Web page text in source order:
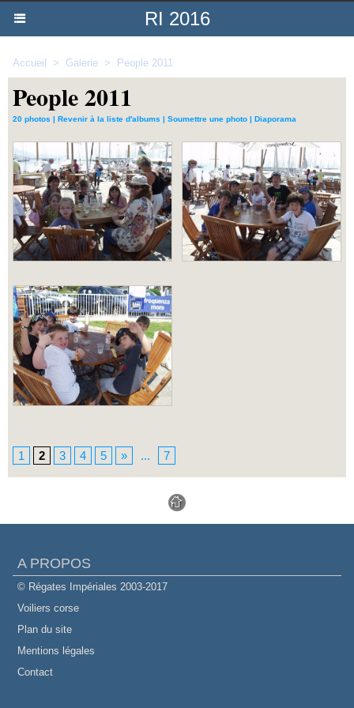
RI 2016
Accueil > Galerie > People 2011
People 2011
20 photos | Revenir à la liste d'albums | Soumettre une photo | Diaporama
1 2 3 4 5 » ... 7
A PROPOS
© Régates Impériales 2003-2017
Voiliers corse
Plan du site
Mentions légales
Contact